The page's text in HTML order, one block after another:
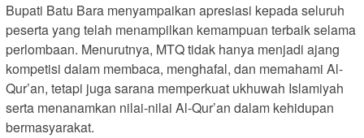
Bupati Batu Bara menyampaikan apresiasi kepada seluruh
peserta yang telah menampilkan kemampuan terbaik selama
perlombaan. Menurutnya, MTQ tidak hanya menjadi ajang
kompetisi dalam membaca, menghafal, dan memahami Al-
Qur’an, tetapi juga sarana memperkuat ukhuwah Islamiyah
serta menanamkan nilai-nilai Al-Qur’an dalam kehidupan
bermasyarakat.